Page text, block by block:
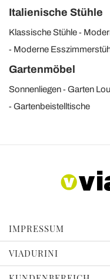
Italienische Stühle
Klassische Stühle
Moderne
Gartenmöbel
Sonnenliegen Garten
Gartenbeistelltische
IMPRESSUM
VIADURINI